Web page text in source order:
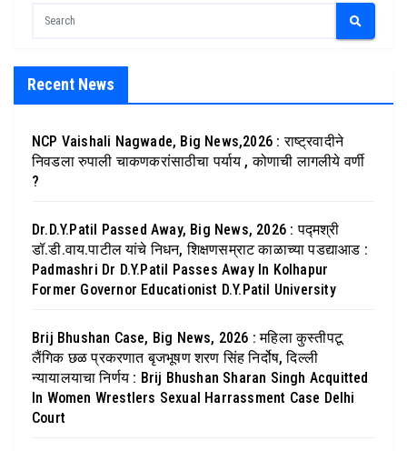
Recent News
NCP Vaishali Nagwade, Big News,2026 : राष्ट्रवादीने
निवडला रुपाली चाकणकरांसाठीचा पर्याय , कोणाची लागलीये वर्णी
?
Dr.D.Y.Patil Passed Away, Big News, 2026 : पद्मश्री
डॉ.डी.वाय.पाटील यांचे निधन, शिक्षणसम्राट काळाच्या पडद्याआड :
Padmashri Dr D.Y.Patil Passes Away In Kolhapur
Former Governor Educationist D.Y.Patil University
Brij Bhushan Case, Big News, 2026 : महिला कुस्तीपटू
लैंगिक छळ प्रकरणात बृजभूषण शरण सिंह निर्दोष, दिल्ली
न्यायालयाचा निर्णय : Brij Bhushan Sharan Singh Acquitted
In Women Wrestlers Sexual Harrassment Case Delhi
Court